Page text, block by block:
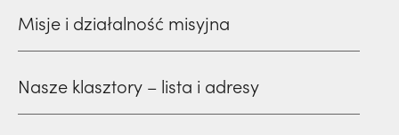
Misje i działalność misyjna
Nasze klasztory – lista i adresy